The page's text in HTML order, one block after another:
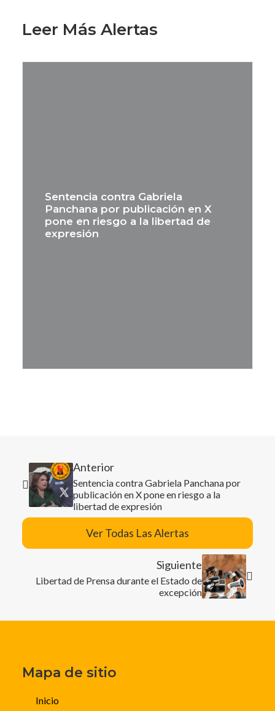
Leer Más Alertas
Sentencia contra Gabriela
Panchana por publicación en X
pone en riesgo a la libertad de
expresión
Anterior
Sentencia contra Gabriela Panchana por
publicación en X pone en riesgo a la
libertad de expresión
Ver Todas Las Alertas
Siguiente
Libertad de Prensa durante el Estado de
excepción
Mapa de sitio
Inicio